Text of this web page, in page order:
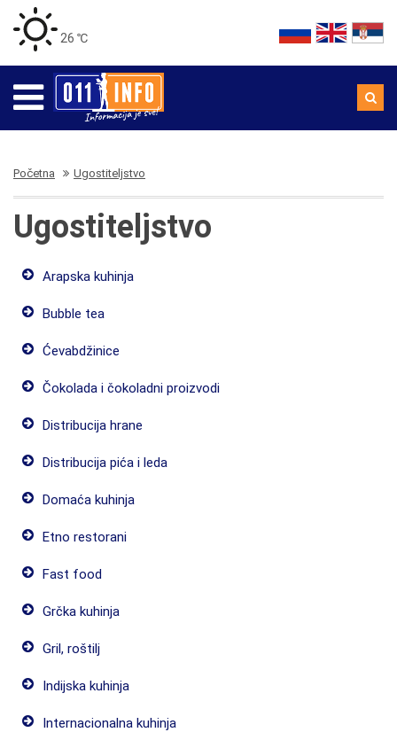
26 ℃
Početna Ugostiteljstvo
Ugostiteljstvo
Arapska kuhinja
Bubble tea
Ćevabdžinice
Čokolada i čokoladni proizvodi
Distribucija hrane
Distribucija pića i leda
Domaća kuhinja
Etno restorani
Fast food
Grčka kuhinja
Gril, roštilj
Indijska kuhinja
Internacionalna kuhinja